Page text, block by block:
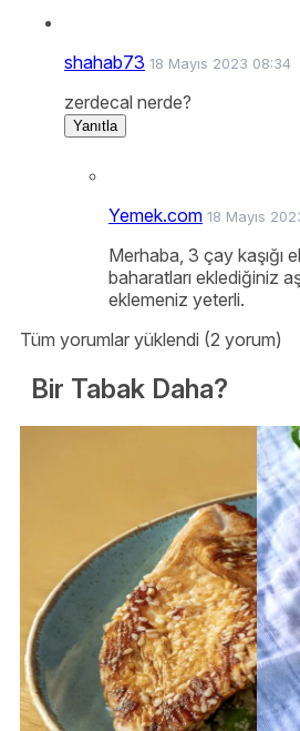
shahab73 18 Mayıs 2023 08:34
zerdecal nerde?
Yanıtla
Yemek.com 18 Mayıs
Merhaba, 3 çay kaşığı
baharatları eklediğiniz
eklemeniz yeterli.
Tüm yorumlar yüklendi (2 yorum)
Bir Tabak Daha?